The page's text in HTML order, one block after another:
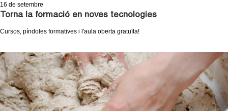
16 de setembre
Torna la formació en noves tecnologies
Cursos, píndoles formatives i l'aula oberta gratuïta!